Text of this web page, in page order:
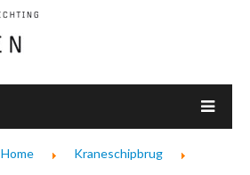
Home
Kraneschipbrug